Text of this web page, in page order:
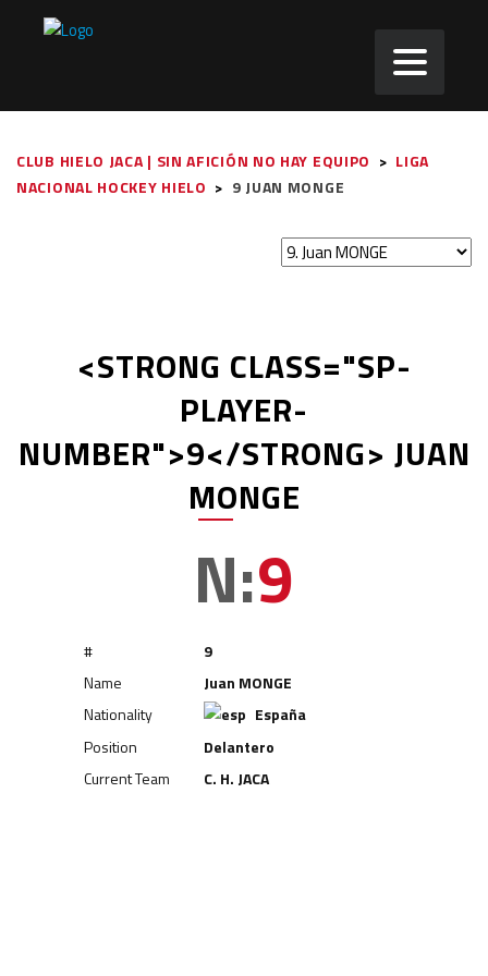
CLUB HIELO JACA | SIN AFICIÓN NO HAY EQUIPO > LIGA
NACIONAL HOCKEY HIELO > 9 JUAN MONGE
<STRONG CLASS="SP-
PLAYER-
NUMBER">9</STRONG> JUAN
MONGE
N:9
#
9
Name
Juan MONGE
Nationality
España
Position
Delantero
Current Team
C. H. JACA
Delantero
Delantero